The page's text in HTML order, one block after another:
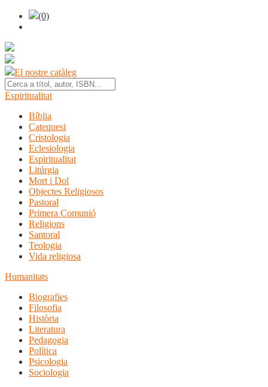
(0)
El nostre catàleg
Espiritualitat
Bíblia
Catequesi
Cristologia
Eclesiologia
Espiritualitat
Litúrgia
Mort i Dol
Objectes Religiosos
Pastoral
Primera Comunió
Religions
Santoral
Teologia
Vida religiosa
Humanitats
Biografies
Filosofia
Història
Literatura
Pedagogia
Política
Psicologia
Sociologia